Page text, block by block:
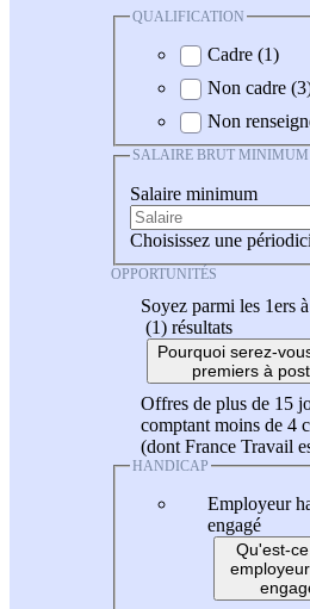
QUALIFICATION
Cadre (1)
Non cadre
Non
SALAIRE BRUT MINIMUM
Salaire minimum
Choisissez une
OPPORTUNITÉS
Soyez parmi les 1ers
(1) résultats
Pourquoi serez-
premiers à
Offres de plus de 15
comptant moins de 4
(dont France Travail
HANDICAP
Employeur
engagé
Qu'est-